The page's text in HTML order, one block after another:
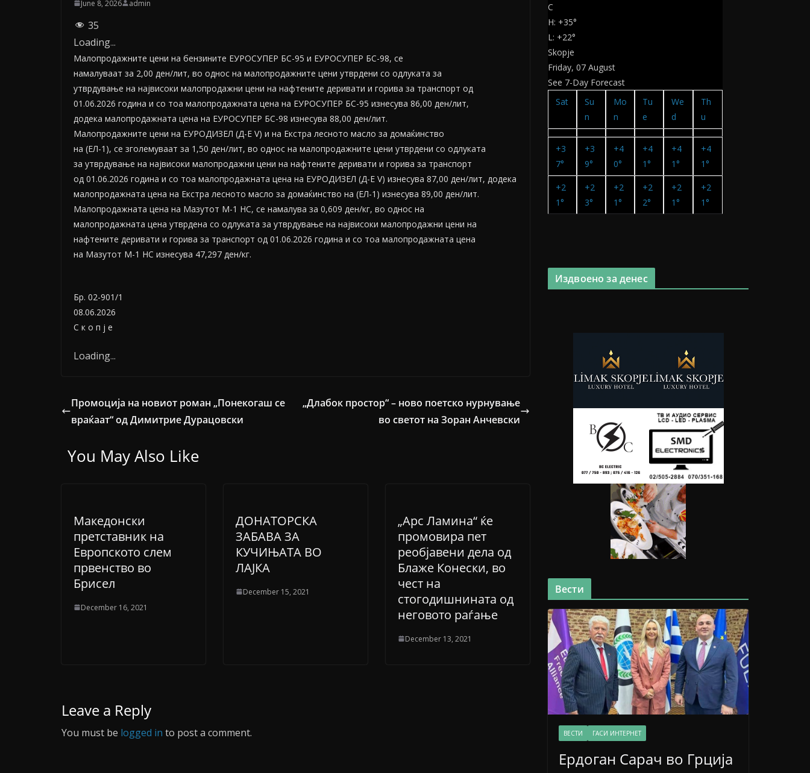
June 8, 2026 admin
35
Loading...
Малопродажните цени на бензините ЕУРОСУПЕР БС-95 и ЕУРОСУПЕР БС-98, се
намалуваат за 2,00 ден/лит, во однос на малопродажните цени утврдени со одлуката за
утврдување на највисоки малопродажни цени на нафтените деривати и горива за транспорт од
01.06.2026 година и со тоа малопродажната цена на ЕУРОСУПЕР БС-95 изнесува 86,00 ден/лит,
додека малопродажната цена на ЕУРОСУПЕР БС-98 изнесува 88,00 ден/лит.
Малопродажните цени на ЕУРОДИЗЕЛ (Д-Е V) и на Екстра лесното масло за домаќинство
на (ЕЛ-1), се зголемуваат за 1,50 ден/лит, во однос на малопродажните цени утврдени со одлуката
за утврдување на највисоки малопродажни цени на нафтените деривати и горива за транспорт
од 01.06.2026 година и со тоа малопродажната цена на ЕУРОДИЗЕЛ (Д-Е V) изнесува 87,00 ден/лит, додека
малопродажната цена на Екстра лесното масло за домаќинство на (ЕЛ-1) изнесува 89,00 ден/лит.
Малопродажната цена на Мазутот М-1 НС, се намалува за 0,609 ден/кг, во однос на
малопродажната цена утврдена со одлуката за утврдување на највисоки малопродажни цени на
нафтените деривати и горива за транспорт од 01.06.2026 година и со тоа малопродажната цена
на Мазутот М-1 НС изнесува 47,297 ден/кг.
Бр. 02-901/1
08.06.2026
С к о п ј е
Loading...
Промоција на новиот роман „Понекогаш се
враќаат“ од Димитрие Дурацовски
„Длабок простор“ – ново поетско нурнување
во светот на Зоран Анчевски
You May Also Like
Македонски
претставник на
Европското слем
првенство во
Брисел
December 16, 2021
ДОНАТОРСКА
ЗАБАВА ЗА
КУЧИЊАТА ВО
ЛАЈКА
December 15, 2021
„Арс Ламина“ ќе
промовира пет
реобјавени дела од
Блаже Конески, во
чест на
стогодишнината од
неговото раѓање
December 13, 2021
Leave a Reply
You must be logged in to post a comment.
C
H: +35°
L: +22°
Skopje
Friday, 07 August
See 7-Day Forecast
Sat
Su
n
Mo
n
Tu
e
We
d
Th
u
+3
7°
+3
9°
+4
0°
+4
1°
+4
1°
+4
1°
+2
1°
+2
3°
+2
1°
+2
2°
+2
1°
+2
1°
Издвоено за денес
Вести
ВЕСТИ ГАСИ ИНТЕРНЕТ
Ердоган Сарач во Грција